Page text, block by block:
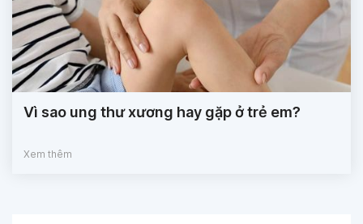
Vì sao ung thư xương hay gặp ở trẻ em?
Xem thêm